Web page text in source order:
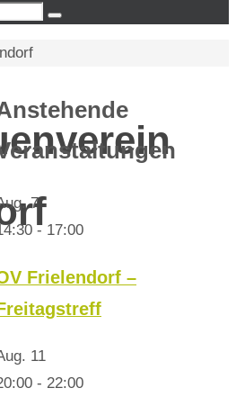
Suchen
7
- 17:00
Frielendorf –
11
- 22:00